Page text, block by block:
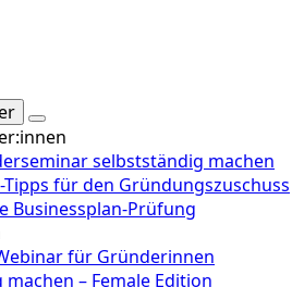
selbstständig machen
Tipps für den Gründungszuschuss
Businessplan-Prüfung
für Gründerinnen
– Female Edition